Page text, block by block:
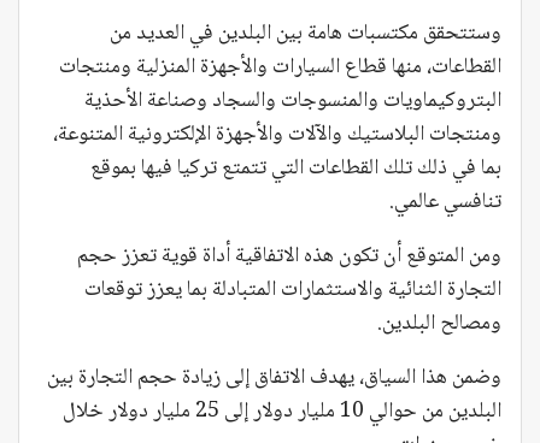
وستتحقق مكتسبات هامة بين البلدين في العديد من
القطاعات، منها قطاع السيارات والأجهزة المنزلية ومنتجات
البتروكيماويات والمنسوجات والسجاد وصناعة الأحذية
ومنتجات البلاستيك والآلات والأجهزة الإلكترونية المتنوعة،
بما في ذلك تلك القطاعات التي تتمتع تركيا فيها بموقع
تنافسي عالمي.
ومن المتوقع أن تكون هذه الاتفاقية أداة قوية تعزز حجم
التجارة الثنائية والاستثمارات المتبادلة بما يعزز توقعات
ومصالح البلدين.
وضمن هذا السياق، يهدف الاتفاق إلى زيادة حجم التجارة بين
البلدين من حوالي 10 مليار دولار إلى 25 مليار دولار خلال